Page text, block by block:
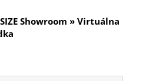
Showroom » Virtuálna